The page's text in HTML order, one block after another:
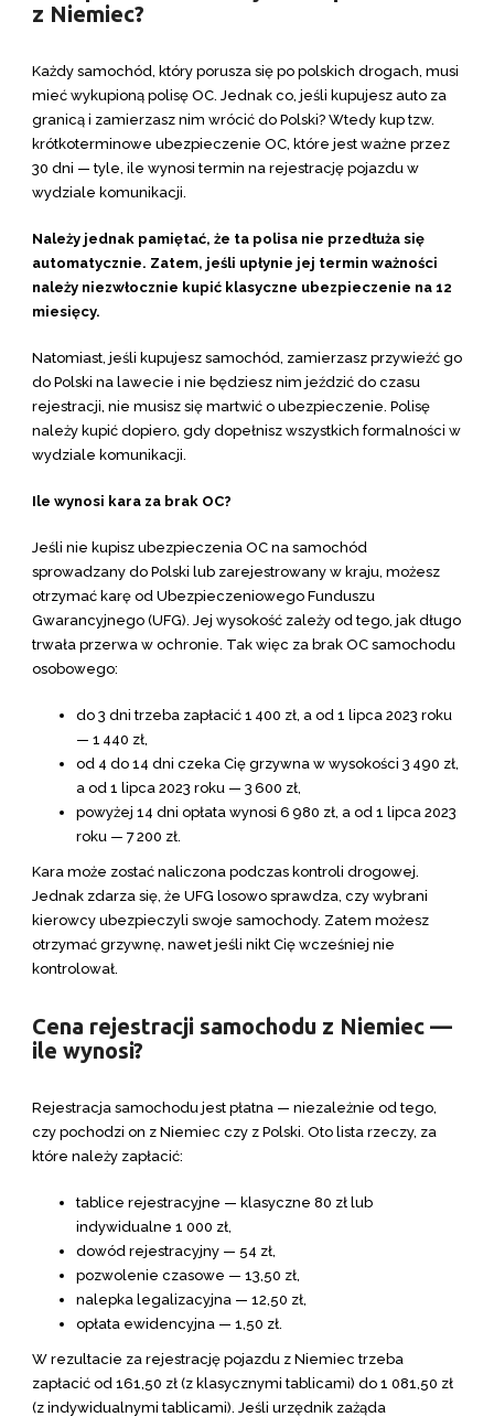
z Niemiec?
Każdy samochód, który porusza się po polskich drogach, musi
mieć wykupioną polisę OC. Jednak co, jeśli kupujesz auto za
granicą i zamierzasz nim wrócić do Polski? Wtedy kup tzw.
krótkoterminowe ubezpieczenie OC, które jest ważne przez
30 dni — tyle, ile wynosi termin na rejestrację pojazdu w
wydziale komunikacji.
Należy jednak pamiętać, że ta polisa nie przedłuża się
automatycznie. Zatem, jeśli upłynie jej termin ważności
należy niezwłocznie kupić klasyczne ubezpieczenie na 12
miesięcy.
Natomiast, jeśli kupujesz samochód, zamierzasz przywieźć go
do Polski na lawecie i nie będziesz nim jeździć do czasu
rejestracji, nie musisz się martwić o ubezpieczenie. Polisę
należy kupić dopiero, gdy dopełnisz wszystkich formalności w
wydziale komunikacji.
Ile wynosi kara za brak OC?
Jeśli nie kupisz ubezpieczenia OC na samochód
sprowadzany do Polski lub zarejestrowany w kraju, możesz
otrzymać karę od Ubezpieczeniowego Funduszu
Gwarancyjnego (UFG). Jej wysokość zależy od tego, jak długo
trwała przerwa w ochronie. Tak więc za brak OC samochodu
osobowego:
do 3 dni trzeba zapłacić 1 400 zł, a od 1 lipca 2023 roku
— 1 440 zł,
od 4 do 14 dni czeka Cię grzywna w wysokości 3 490 zł,
a od 1 lipca 2023 roku — 3 600 zł,
powyżej 14 dni opłata wynosi 6 980 zł, a od 1 lipca 2023
roku — 7 200 zł.
Kara może zostać naliczona podczas kontroli drogowej.
Jednak zdarza się, że UFG losowo sprawdza, czy wybrani
kierowcy ubezpieczyli swoje samochody. Zatem możesz
otrzymać grzywnę, nawet jeśli nikt Cię wcześniej nie
kontrolował.
Cena rejestracji samochodu z Niemiec —
ile wynosi?
Rejestracja samochodu jest płatna — niezależnie od tego,
czy pochodzi on z Niemiec czy z Polski. Oto lista rzeczy, za
które należy zapłacić:
tablice rejestracyjne — klasyczne 80 zł lub
indywidualne 1 000 zł,
dowód rejestracyjny — 54 zł,
pozwolenie czasowe — 13,50 zł,
nalepka legalizacyjna — 12,50 zł,
opłata ewidencyjna — 1,50 zł.
W rezultacie za rejestrację pojazdu z Niemiec trzeba
zapłacić od 161,50 zł (z klasycznymi tablicami) do 1 081,50 zł
(z indywidualnymi tablicami). Jeśli urzędnik zażąda